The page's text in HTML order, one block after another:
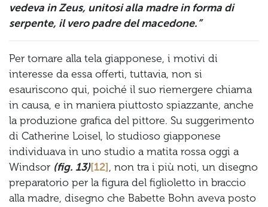
vedeva in Zeus, unitosi alla madre in forma di
serpente, il vero padre del macedone.”
Per tornare alla tela giapponese, i motivi di
interesse da essa offerti, tuttavia, non si
esauriscono qui, poiché il suo riemergere chiama
in causa, e in maniera piuttosto spiazzante, anche
la produzione grafica del pittore. Su suggerimento
di Catherine Loisel, lo studioso giapponese
individuava in uno studio a matita rossa oggi a
Windsor (fig. 13)[12], non tra i più noti, un disegno
preparatorio per la figura del figlioletto in braccio
alla madre, disegno che Babette Bohn aveva posto